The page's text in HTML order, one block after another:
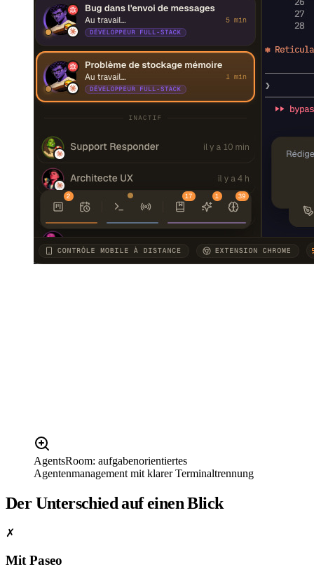
AgentsRoom: aufgabenorientiertes
Agentenmanagement mit klarer Terminaltrennung
Der Unterschied auf einen Blick
✗
Mit Paseo